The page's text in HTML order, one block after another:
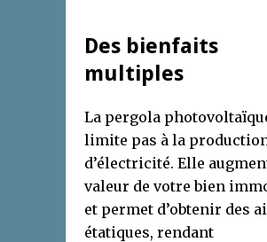
Des bienfaits
multiples
La pergola
limite pas à la
d’électricité. Elle
valeur de votre bien
et permet d’obtenir des
étatiques, rendant